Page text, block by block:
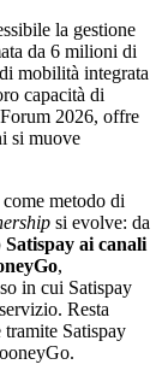
la gestione
da 6 milioni di
mobilità integrata
capacità di
2026, offre
si muove
metodo di
si evolve: da
ai canali
,
in cui Satispay
Resta
Satispay